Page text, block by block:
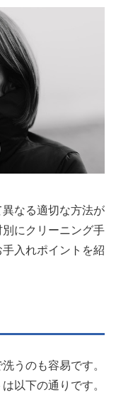
なる適切な方法が
にクリーニング手
入れポイントを紹
うのも容易です。
以下の通りです。